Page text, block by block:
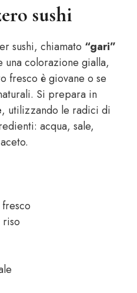
sushi
sushi, chiamato “gari”
una colorazione gialla,
fresco è giovane o se
Si prepara in
, utilizzando le radici di
acqua, sale,